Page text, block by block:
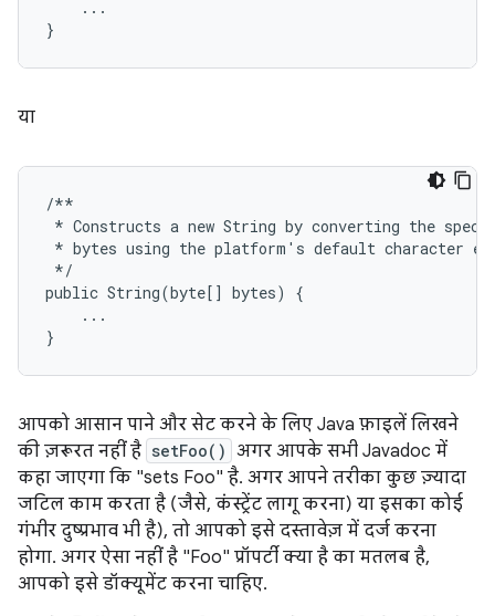
...
}
या
/**
* Constructs a new String by converting the
* bytes using the platform ' s default character
*/
public String(byte[] bytes)
{
...
}
आपको आसान पाने और सेट करने के लिए Java फ़ाइलें लिखने
की ज़रूरत नहीं है setFoo() अगर आपके सभी Javadoc में
कहा जाएगा कि "sets Foo" है. अगर आपने तरीका कुछ ज़्यादा
जटिल काम करता है (जैसे, कंस्ट्रेंट लागू करना) या इसका कोई
गंभीर दुष्प्रभाव भी है), तो आपको इसे दस्तावेज़ में दर्ज करना
होगा. अगर ऐसा नहीं है "Foo" प्रॉपर्टी क्या है का मतलब है,
आपको इसे डॉक्यूमेंट करना चाहिए.